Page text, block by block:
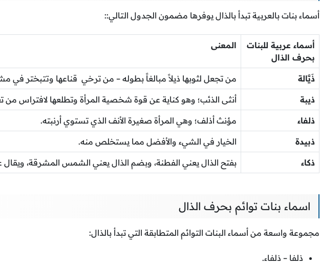
أسماء بنات بالعربية تبدأ بالذال يوفرها مضمون الجدول التالي::
أسماء عربية للبنات
بحرف الذال
المعنى
ذَيَّالة من تجعل لثوبها ذيلاً مبالغاً بطوله – من ترخي قناعها وتتبختر في
ذيبة أنثى الذئب؛ وهو كناية عن قوة شخصية المرأة وتطلعها لافتراس من
ذلفاء مؤنث أذلف؛ وهي المرأة صغيرة الأنف الذي تستوي أرنبته.
ذبيدة الخيار في الشيء والأفضل مما يستخلص منه.
ذكاء بفتح الذال يعني الفطنة، وبضم الذال يعني الشمس المشرقة، ويقال
اسماء بنات توائم بحرف الذال
مجموعة واسعة من أسماء البنات التوائم المتطابقة التي تبدأ بالذال:
ذلفا – ذلفاء.